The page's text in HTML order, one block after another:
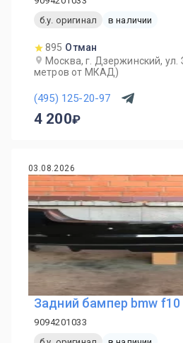
б.у. оригинал
в наличии
895 Отман
Москва, г. Дзержинский, ул.
метров от МКАД)
(495) 125-20-97
4 200
03.08.2026
Задний бампер bmw
9094201033